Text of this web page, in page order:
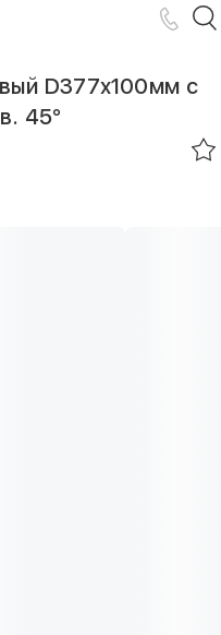
D377х100мм с
45°